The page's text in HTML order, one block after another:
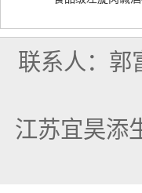
联系人：郭
江苏宜昊添